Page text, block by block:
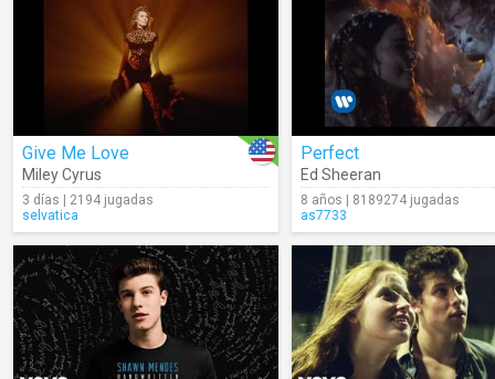
Give Me Love
Miley Cyrus
3 días | 2194 jugadas
selvatica
Perfect
Ed Sheeran
8 años | 8189274 jugadas
as7733